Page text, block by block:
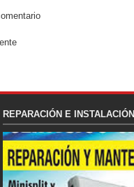
REPARACIÓN E INSTALACIÓN